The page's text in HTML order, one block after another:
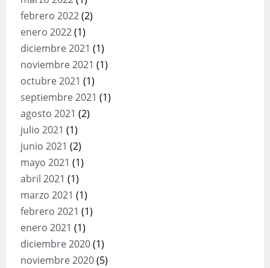
febrero 2022(2)
enero 2022(1)
diciembre 2021 (1)
noviembre 2021 (1)
octubre 2021 (1)
septiembre 2021 (1)
agosto 2021 (2)
julio 2021 (1)
junio 2021 (2)
mayo 2021 (1)
abril 2021 (1)
marzo 2021 (1)
febrero 2021 (1)
enero 2021 (1)
diciembre 2020(1)
noviembre 2020(5)